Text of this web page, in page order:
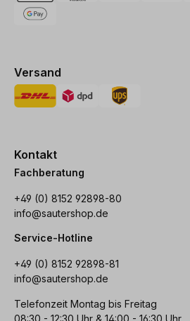
Versand
Kontakt
Fachberatung
+49 (0) 8152 92898-80
info@sautershop.de
Service-Hotline
+49 (0) 8152 92898-81
info@sautershop.de
Telefonzeit Montag bis Freitag